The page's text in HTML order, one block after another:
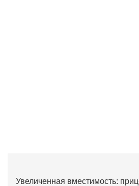
Увеличенная вместимость: